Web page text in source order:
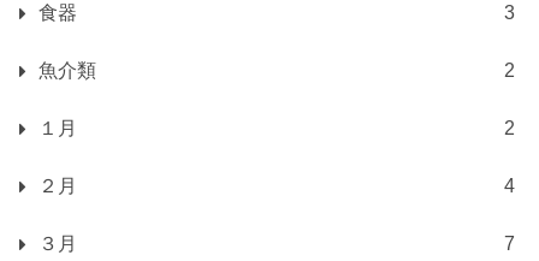
食器 3
魚介類 2
１月 2
２月 4
３月 7